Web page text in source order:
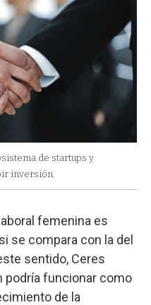
de startups y
inversión.
femenina es
se compara con la del
sentido, Ceres
podría funcionar como
de la